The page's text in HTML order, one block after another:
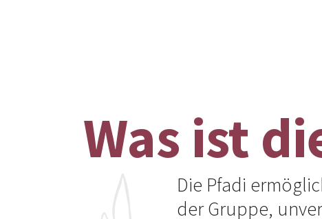
Was ist
Die Pfadi
der Gruppe,